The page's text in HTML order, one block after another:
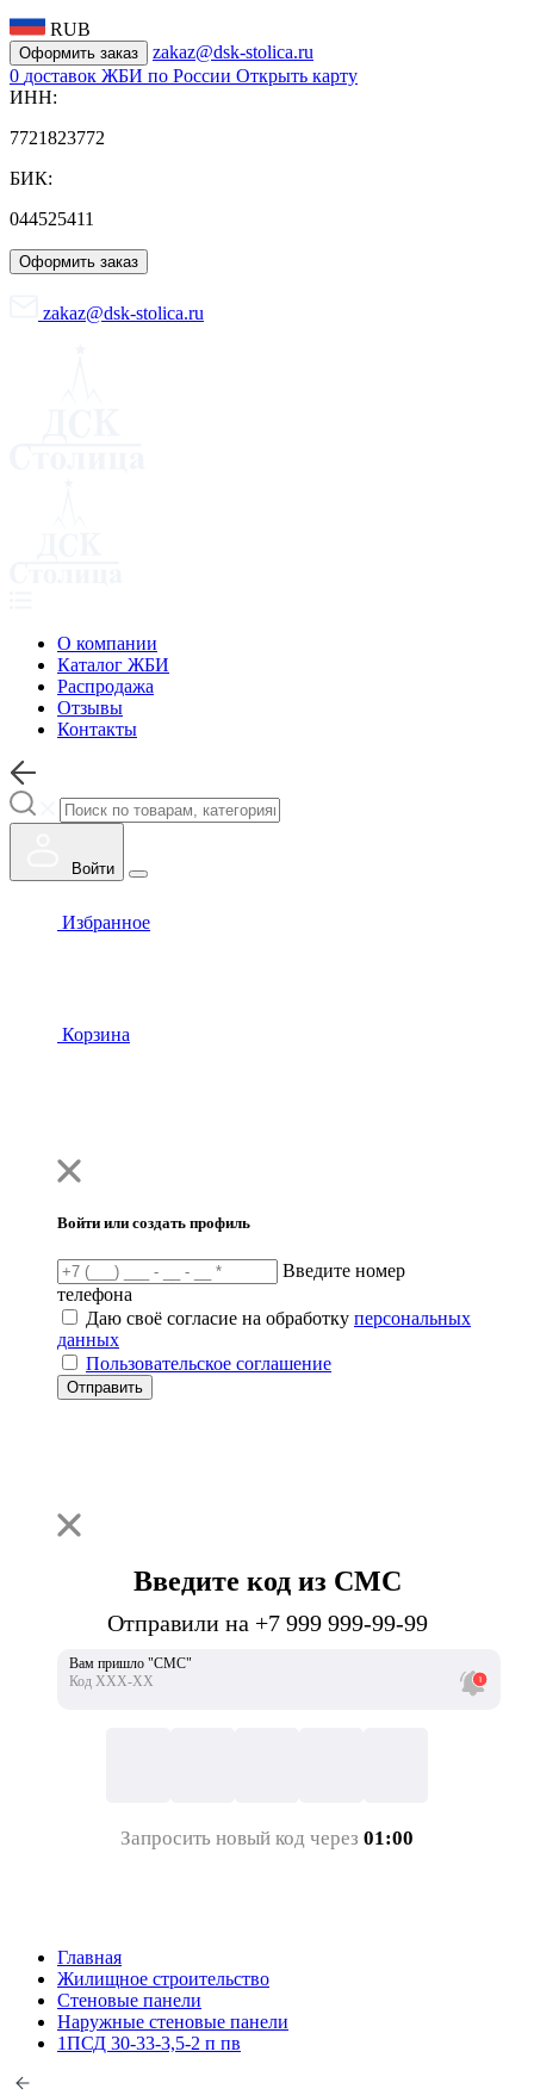
RUB
Оформить заказ
zakaz@dsk-stolica.ru
0 доставок ЖБИ по России Открыть карту
ИНН:
7721823772
БИК:
044525411
Оформить заказ
zakaz@dsk-stolica.ru
О компании
Каталог ЖБИ
Распродажа
Отзывы
Контакты
Войти
Избранное
Корзина
Войти или создать профиль
Введите номер
телефона
Даю своё согласие на обработку персональных
данных
Пользовательское соглашение
Отправить
Введите код из СМС
Отправили на +7 999 999-99-99
Вам пришло "СМС"
Код ХХХ-ХХ
Запросить новый код через 01:00
Главная
Жилищное строительство
Стеновые панели
Наружные стеновые панели
1ПСД 30-33-3,5-2 п пв